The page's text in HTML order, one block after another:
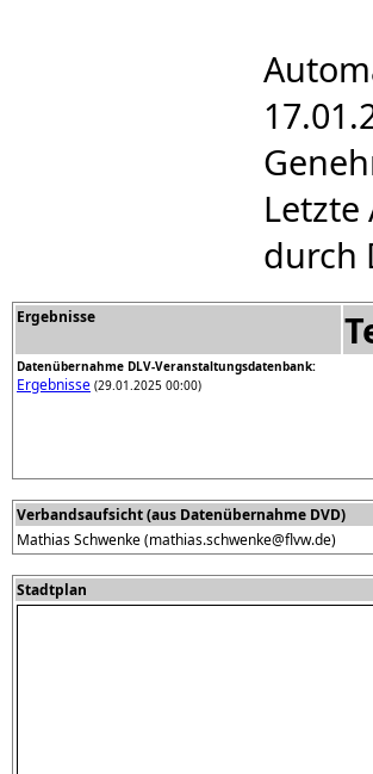
Letzte
durch
Ergebnisse
Datenübernahme DLV-Veranstaltungsdatenbank:
Ergebnisse (29.01.2025 00:00)
Verbandsaufsicht (aus Datenübernahme DVD)
Mathias Schwenke (mathias.schwenke@flvw.de)
Stadtplan